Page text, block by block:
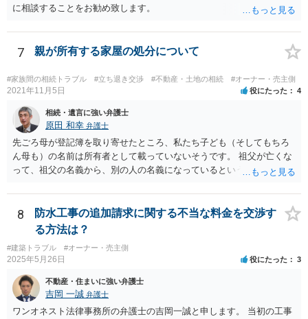
に相談することをお勧め致します。
7 親が所有する家屋の処分について
#家族間の相続トラブル #立ち退き交渉 #不動産・土地の相続 #オーナー・売主側
2021年11月5日 役にたった 4
相続・遺言に強い弁護士
原田 和幸 弁護士
先ごろ母が登記簿を取り寄せたところ、私たち子ども（そしてもちろ
ん母も）の名前は所有者として載っていないそうです。 祖父が亡くな
って、祖父の名義から、別の人の名義になっているということでしょ
された可能性がありますので、相談者や相談者のきょうだいが相続し
ていないかもしれませんね。 祖父名義のままであれば、遺言がないか
もしれませんので、相談者が相続人になっている可能性があります。
あと、祖父がいつ亡くなったか分かりませんが、祖父の遺言で、相談
者が何も遺産を受け取っていないとなると、遺留分侵害額請求は考え
られると思います。
8
防水工事の追加請求に関する不当な料金を交渉す
る方法は？
#建築トラブル #オーナー・売主側
2025年5月26日 役にたった 3
不動産・住まいに強い弁護士
吉岡 一誠 弁護士
ワンオネスト法律事務所の弁護士の吉岡一誠と申します。 当初の工事